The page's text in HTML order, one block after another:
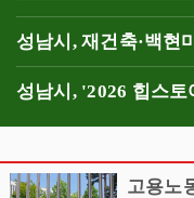
마련
성남시, 재건축·백현
성남시, '2026 힙스
고용노